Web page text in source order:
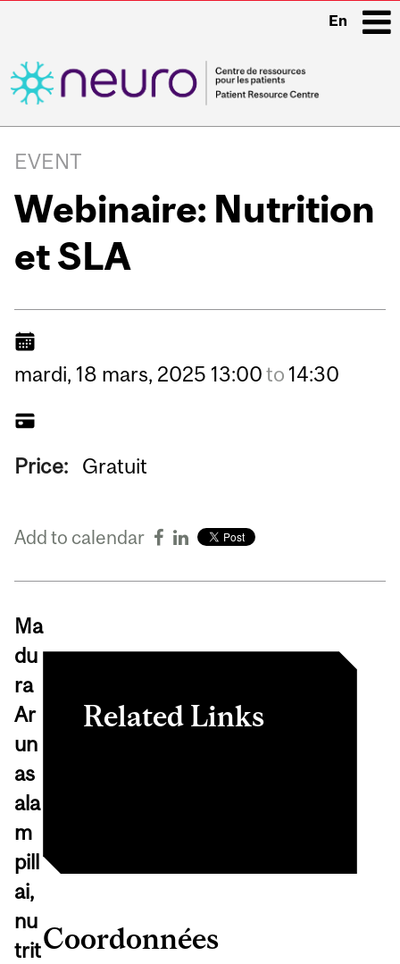
En
navigation
EVENT
Webinaire: Nutrition
et SLA
mardi, 18 mars, 2025 13:00to 14:30
Price: Gratuit
Add to calendar
Ma
du
ra
Ar
un
as
ala
m
pill
ai,
nu
trit
Related Links
Coordonnées